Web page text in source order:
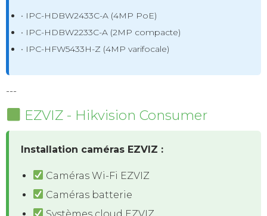
• IPC-HDBW2433C-A (4MP PoE)
• IPC-HDBW2233C-A (2MP compacte)
• IPC-HFW5433H-Z (4MP varifocale)
---
EZVIZ - Hikvision Consumer
Installation caméras EZVIZ :
Caméras Wi-Fi EZVIZ
Caméras batterie
Systèmes cloud EZVIZ